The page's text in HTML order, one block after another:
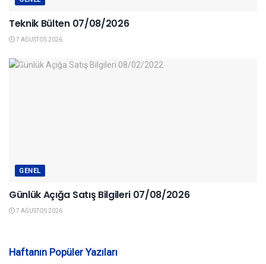
Teknik Bülten 07/08/2026
7 AĞUSTOS 2026
GENEL
Günlük Açığa Satış Bilgileri 07/08/2026
7 AĞUSTOS 2026
Haftanın Popüler Yazıları